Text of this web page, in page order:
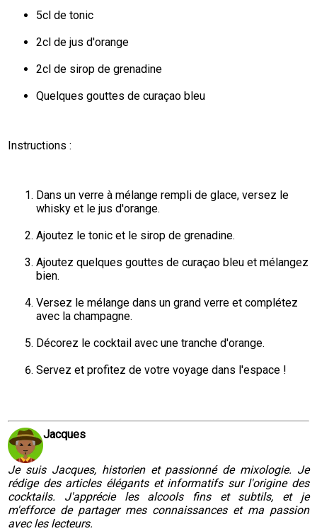
5cl de tonic
2cl de jus d'orange
2cl de sirop de grenadine
Quelques gouttes de curaçao bleu
Instructions :
Dans un verre à mélange rempli de glace, versez le
whisky et le jus d'orange.
Ajoutez le tonic et le sirop de grenadine.
Ajoutez quelques gouttes de curaçao bleu et mélangez
bien.
Versez le mélange dans un grand verre et complétez
avec la champagne.
Décorez le cocktail avec une tranche d'orange.
Servez et profitez de votre voyage dans l'espace !
Jacques
Je suis Jacques, historien et passionné de mixologie. Je
rédige des articles élégants et informatifs sur l'origine des
cocktails. J'apprécie les alcools fins et subtils, et je
m'efforce de partager mes connaissances et ma passion
avec les lecteurs.